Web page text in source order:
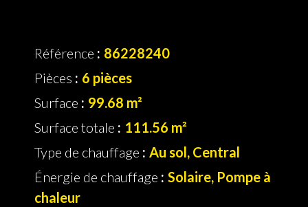
Référence
86228240
Pièces
6 pièces
Surface
99.68 m²
Surface totale
111.56 m²
Type de chauffage
Au sol, Central
Énergie de chauffage
Solaire, Pompe à
chaleur